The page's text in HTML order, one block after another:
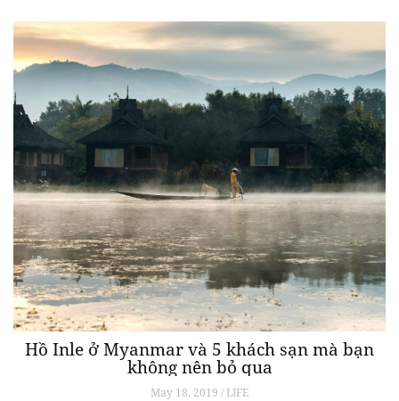
Hồ Inle ở Myanmar và 5 khách sạn mà bạn
không nên bỏ qua
May 18, 2019 / LIFE